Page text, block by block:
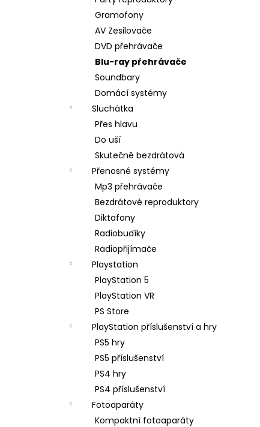
Gramofony
AV Zesilovače
DVD přehrávače
Blu-ray přehrávače
Soundbary
Domácí systémy
Sluchátka
Přes hlavu
Do uší
Skutečně bezdrátová
Přenosné systémy
Mp3 přehrávače
Bezdrátové reproduktory
Diktafony
Radiobudíky
Radiopřijímače
Playstation
PlayStation 5
PlayStation VR
PS Store
PlayStation příslušenství a hry
PS5 hry
PS5 příslušenství
PS4 hry
PS4 příslušenství
Fotoaparáty
Kompaktní fotoaparáty
DUALSENSE CONTROLLER COSMIC
RED/EAS
2 090 Kč